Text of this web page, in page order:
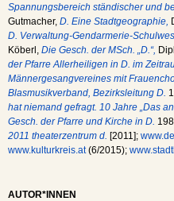
Spannungsbereich ständischer und
Gutmacher, D. Eine Stadtgeographie,
D. Verwaltung-Gendarmerie-
Köberl, Die Gesch. der MSch. „D.“,
der Pfarre Allerheiligen in D. im
Männergesangvereines mit
Blasmusikverband, Bezirksleitung D.
hat niemand gefragt. 10 Jahre „Das
Gesch. der Pfarre und Kirche in D.
2011 theaterzentrum d. [2011];
www.kulturkreis.at(6/2015);
AUTOR*INNEN